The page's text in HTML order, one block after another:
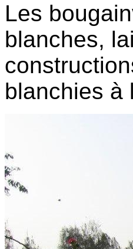
Les
blanches,
blanchies à